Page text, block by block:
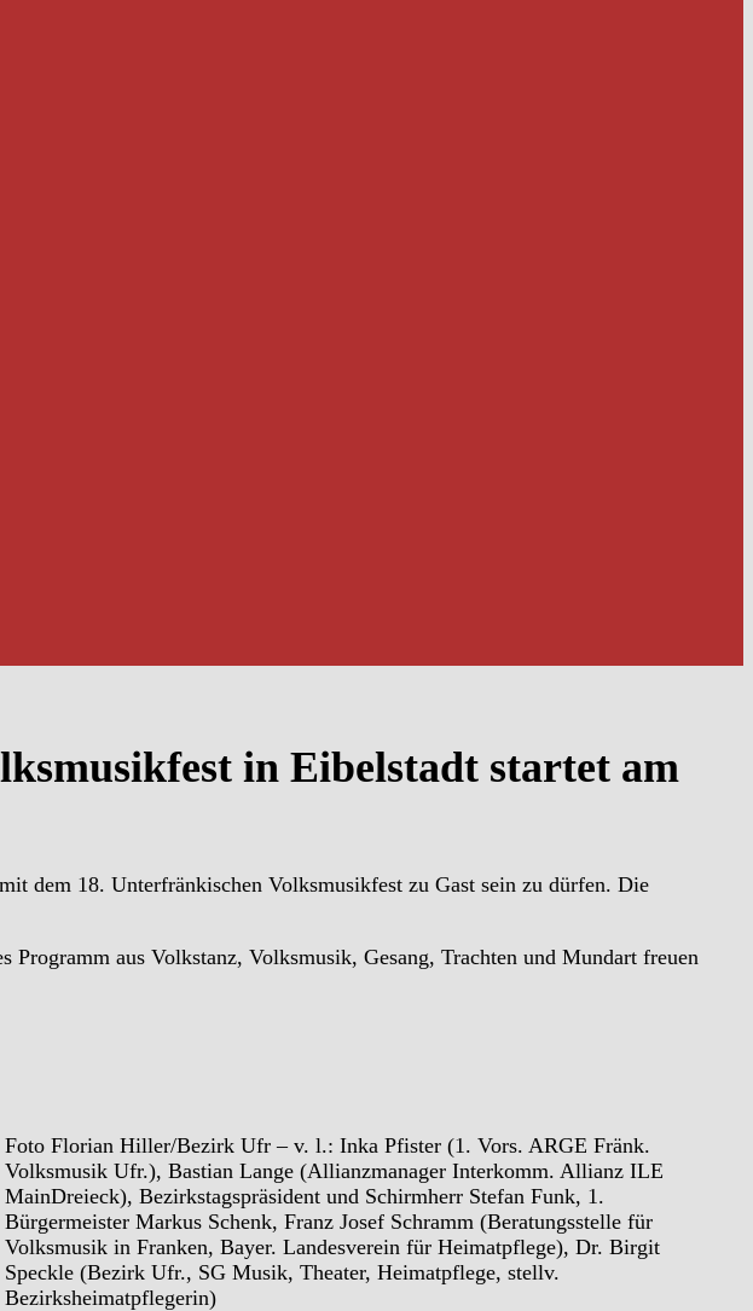
in Eibelstadt startet am
dem 18. Unterfränkischen Volksmusikfest zu Gast sein zu dürfen. Die
Programm aus Volkstanz, Volksmusik, Gesang, Trachten und Mundart freuen
Foto Florian Hiller/Bezirk Ufr – v. l.: Inka Pfister (1. Vors. ARGE Fränk.
Volksmusik Ufr.), Bastian Lange (Allianzmanager Interkomm. Allianz ILE
MainDreieck), Bezirkstagspräsident und Schirmherr Stefan Funk, 1.
Bürgermeister Markus Schenk, Franz Josef Schramm (Beratungsstelle für
Volksmusik in Franken, Bayer. Landesverein für Heimatpflege), Dr. Birgit
Speckle (Bezirk Ufr., SG Musik, Theater, Heimatpflege, stellv.
Bezirksheimatpflegerin)